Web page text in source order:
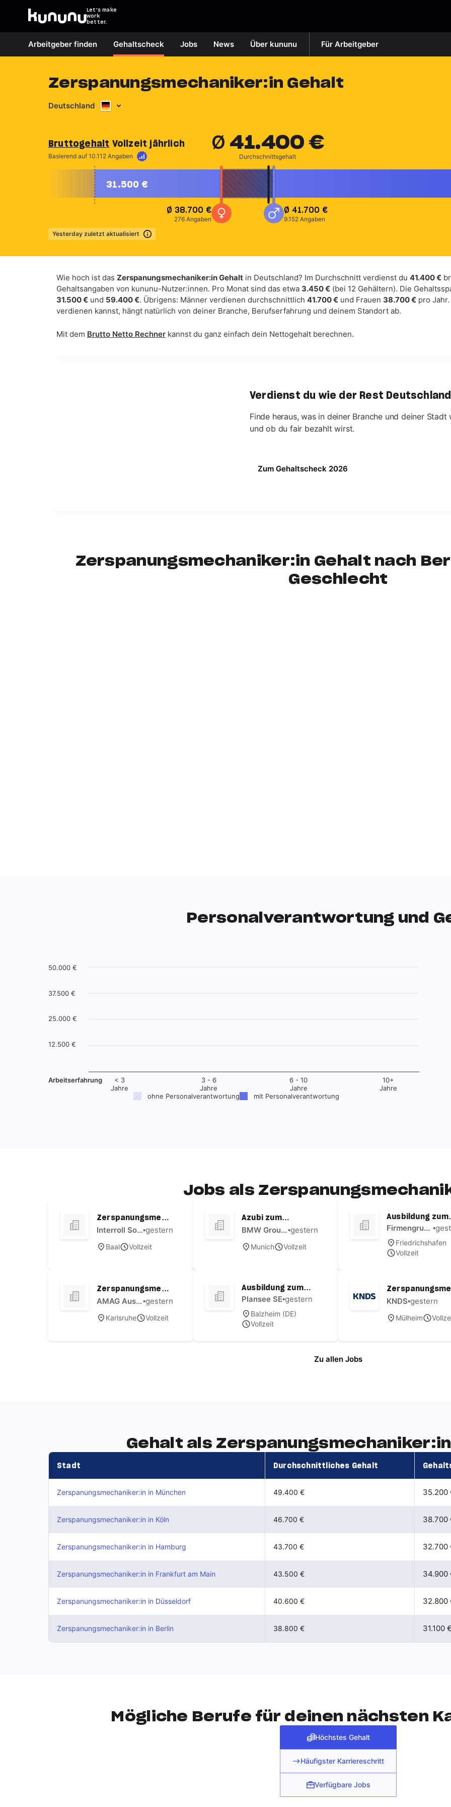
Let's make
work
better.
Arbeitgeber finden Gehaltscheck Jobs News Über kununu Für Arbeitgeber
Zerspanungsmechaniker:in Gehalt
Deutschland
Bruttogehalt Vollzeit jährlich
Basierend auf 10.112 Angaben Mehr erfahren
Ø 41.400 €
Durchschnittsgehalt
31.500 €
Ø 38.700 €
276 Angaben
Ø 41.700 €
9.152 Angaben
yesterday zuletzt aktualisiert
Mehr erfahren
Wie hoch ist das Zerspanungsmechaniker:in Gehalt in Deutschland? Im Durchschnitt verdienst du 41.400 €
Gehaltsangaben von kununu-Nutzer:innen. Pro Monat sind das etwa 3.450 € (bei 12 Gehältern). Die
31.500 € und 59.400 €. Übrigens: Männer verdienen durchschnittlich 41.700 € und Frauen 38.700 € pro
verdienen kannst, hängt natürlich von deiner Branche, Berufserfahrung und deinem Standort ab.
Mit dem Brutto Netto Rechner kannst du ganz einfach dein Nettogehalt berechnen.
Verdienst du wie der Rest
Finde heraus, was in deiner Branche und deiner
und ob du fair bezahlt wirst.
Zum Gehaltscheck 2026
Zerspanungsmechaniker:in Gehalt nach
Geschlecht
Personalverantwortung und
50.000 €
37.500 €
25.000 €
12.500 €
Arbeitserfahrung
< 3
Jahre
3 - 6
Jahre
6 - 10
Jahre
10+
Jahre
ohne Personalverantwortung
mit Personalverantwortung
Jobs als
Zerspanungsmech
aniker (m/w/d)
Interroll Software and Electronics GmbH•gestern
Baal Vollzeit
Azubi zum
Zerspanungsmech
Plätze]
BMW Group in Österreich•gestern
Munich Vollzeit
Ausbildung zum
aniker (m/w/d)
Standort
Friedrichshafen -
Firmengruppe Liebherr Österreich •
Friedrichshafen
Vollzeit
Zerspanungsmech
aniker (m/w/x)
AMAG Austria Metall AG•gestern
Karlsruhe Vollzeit
Ausbildung zum
Zerspanungsmech
aniker (f/m/d) -
Beginn 01.09.2026
Plansee SE•gestern
Balzheim (DE)
Vollzeit
aniker (m/w/d)
KNDS•gestern
Mülheim
Zu allen Jobs
Gehalt als
Stadt Durchschnittliches Gehalt
Zerspanungsmechaniker:in in München 49.400 € 35.200
Zerspanungsmechaniker:in in Köln 46.700 € 38.700
Zerspanungsmechaniker:in in Hamburg 43.700 € 32.700
Zerspanungsmechaniker:in in Frankfurt am Main 43.500 € 34.900
Zerspanungsmechaniker:in in Düsseldorf 40.600 € 32.800
Zerspanungsmechaniker:in in Berlin 38.800 € 31.100
Mögliche Berufe für deinen nächsten
Höchstes Gehalt
Häufigster Karriereschritt
Verfügbare Jobs